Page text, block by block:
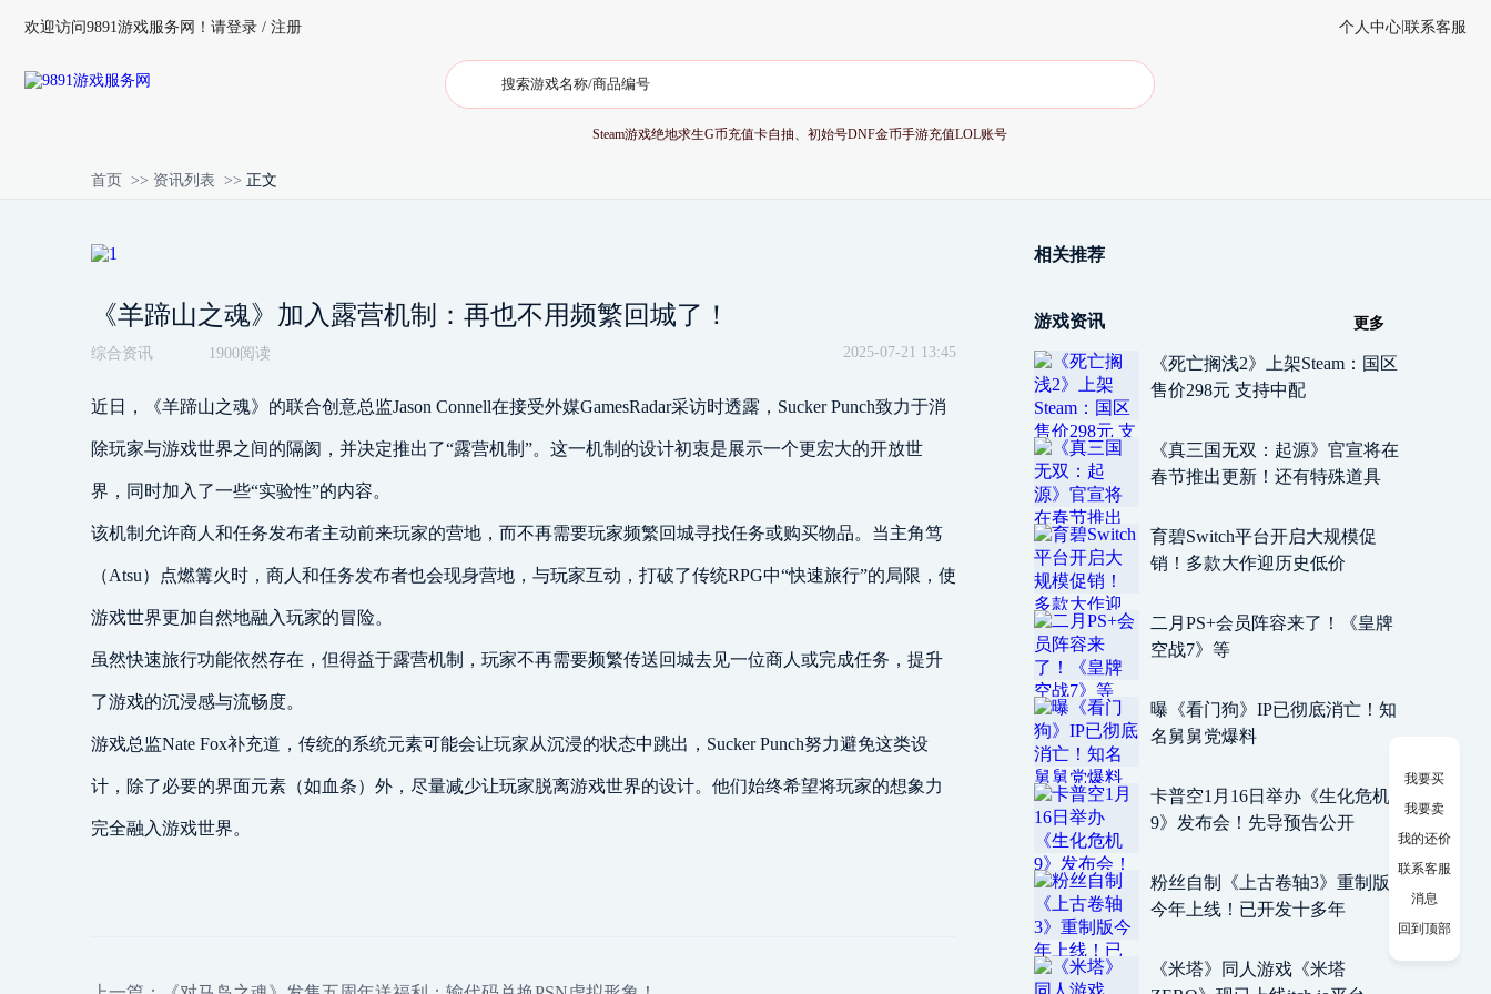
欢迎访问9891游戏服务网！ 请登录 / 注册 个人中心 联系客服
Steam游戏绝地求生G币充值卡自抽、初始号DNF金币手游充值LOL账号
首页 >> 资讯列表 >> 正文
《羊蹄山之魂》加入露营机制：再也不用频繁回城了！
综合资讯 1900阅读 2025-07-21 13:45
近日，《羊蹄山之魂》的联合创意总监Jason Connell在接受外媒GamesRadar采访时透露，Sucker Punch致力于消
除玩家与游戏世界之间的隔阂，并决定推出了“露营机制”。这一机制的设计初衷是展示一个更宏大的开放世
界，同时加入了一些“实验性”的内容。
该机制允许商人和任务发布者主动前来玩家的营地，而不再需要玩家频繁回城寻找任务或购买物品。当主角笃
（Atsu）点燃篝火时，商人和任务发布者也会现身营地，与玩家互动，打破了传统RPG中“快速旅行”的局限，使
游戏世界更加自然地融入玩家的冒险。
虽然快速旅行功能依然存在，但得益于露营机制，玩家不再需要频繁传送回城去见一位商人或完成任务，提升
了游戏的沉浸感与流畅度。
游戏总监Nate Fox补充道，传统的系统元素可能会让玩家从沉浸的状态中跳出，Sucker Punch努力避免这类设
计，除了必要的界面元素（如血条）外，尽量减少让玩家脱离游戏世界的设计。他们始终希望将玩家的想象力
完全融入游戏世界。
相关推荐
游戏资讯 更多
《死亡搁浅2》上架Steam：国区
售价298元 支持中配
《真三国无双：起源》官宣将在
春节推出更新！还有特殊道具
育碧Switch平台开启大规模促
销！多款大作迎历史低价
二月PS+会员阵容来了！《皇牌
空战7》等
曝《看门狗》IP已彻底消亡！知
名舅舅党爆料
卡普空1月16日举办《生化危机
9》发布会！先导预告公开
粉丝自制《上古卷轴3》重制版
今年上线！已开发十多年
《米塔》同人游戏《米塔
我要买
我要卖
我的还价
联系客服
消息
回到顶部